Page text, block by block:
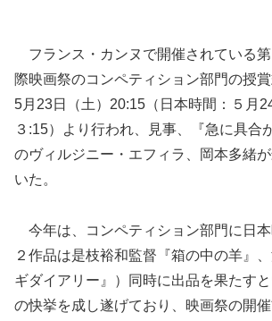
フランス・カンヌで開催されている第
際映画祭のコンペティション部門の授賞
5月23日（土）20:15（日本時間：５月
３:15）より行われ、見事、『急に具合
のヴィルジニー・エフィラ、岡本多緒
いた。
今年は、コンペティション部門に日
２作品は是枝裕和監督『箱の中の羊』
ギダイアリー』）同時に出品を果たす
の快挙を成し遂げており、映画祭の開